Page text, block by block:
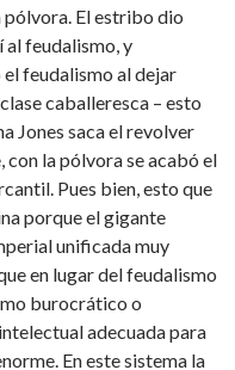
El estribo dio
al feudalismo, y
feudalismo al dejar
caballeresca – esto
Jones saca el revolver
con la pólvora se acabó el
Pues bien, esto que
porque el gigante
unificada muy
en lugar del feudalismo
burocrático o
adecuada para
En este sistema la